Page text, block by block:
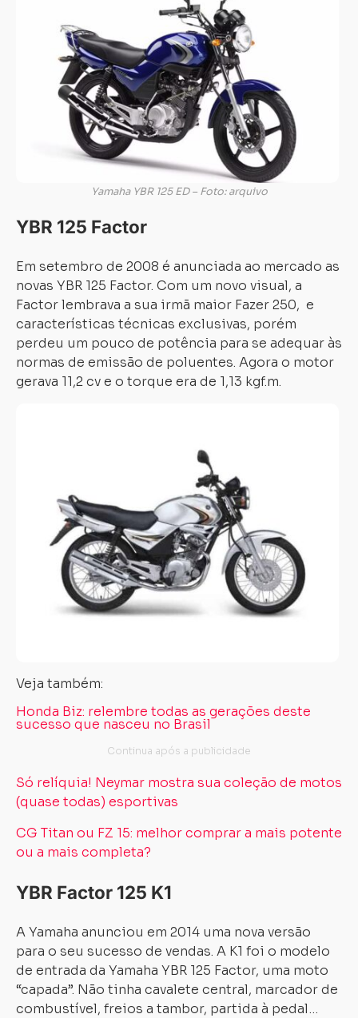
Yamaha YBR 125 ED – Foto: arquivo
YBR 125 Factor
Em setembro de 2008 é anunciada ao mercado as
novas YBR 125 Factor. Com um novo visual, a
Factor lembrava a sua irmã maior Fazer 250, e
características técnicas exclusivas, porém
perdeu um pouco de potência para se adequar às
normas de emissão de poluentes. Agora o motor
gerava 11,2 cv e o torque era de 1,13 kgf.m.
Veja também:
Honda Biz: relembre todas as gerações deste
sucesso que nasceu no Brasil
Só relíquia! Neymar mostra sua coleção de motos
(quase todas) esportivas
CG Titan ou FZ 15: melhor comprar a mais potente
ou a mais completa?
YBR Factor 125 K1
A Yamaha anunciou em 2014 uma nova versão
para o seu sucesso de vendas. A K1 foi o modelo
de entrada da Yamaha YBR 125 Factor, uma moto
“capada”. Não tinha cavalete central, marcador de
combustível, freios a tambor, partida à pedal…